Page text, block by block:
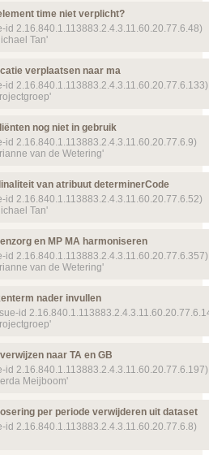
Klik hier voor alle issuedetails
Geannuleerd, toegekend
van verwijzing ontbreekt
Klik hier voor alle issuedetails
terminology binding van element code
issue-53
Geannuleerd, toegekend
van verwijzing ontbreekt
Klik hier voor alle issuedetails
time niet verplicht?
id 2.16.840.1.113883.2.4.3.11.60.20.77.6.48)
Tan'
element time niet verplicht?
issue-48
Geannuleerd, toegekend
van verwijzing ontbreekt
Klik hier voor alle issuedetails
verplaatsen naar ma
id 2.16.840.1.113883.2.4.3.11.60.20.77.6.133)
verplaatsen naar ma
issue-133
Geannuleerd, toegekend
van verwijzing ontbreekt
Klik hier voor alle issuedetails
nog niet in gebruik
id 2.16.840.1.113883.2.4.3.11.60.20.77.6.9)
van de Wetering'
nog niet in gebruik
issue-9
Geannuleerd, toegekend
van verwijzing ontbreekt
van verwijzing ontbreekt
(2013‑07‑24) Ingrediënten
Klik hier voor alle issuedetails
van atribuut determinerCode
id 2.16.840.1.113883.2.4.3.11.60.20.77.6.52)
Tan'
van atribuut determinerCode
issue-52
Geannuleerd, toegekend
van verwijzing ontbreekt
Klik hier voor alle issuedetails
en MP MA harmoniseren
id 2.16.840.1.113883.2.4.3.11.60.20.77.6.357)
van de Wetering'
en MP MA harmoniseren
issue-357
Geannuleerd, toegekend
Klik hier voor alle issuedetails
nader invullen
id
nader invullen
issue-147
nodig
Geannuleerd, toegekend
naar TA en GB
id 2.16.840.1.113883.2.4.3.11.60.20.77.6.197)
Meijboom'
verwijzen naar TA en GB
issue-197
per periode verwijderen uit dataset
id 2.16.840.1.113883.2.4.3.11.60.20.77.6.8)